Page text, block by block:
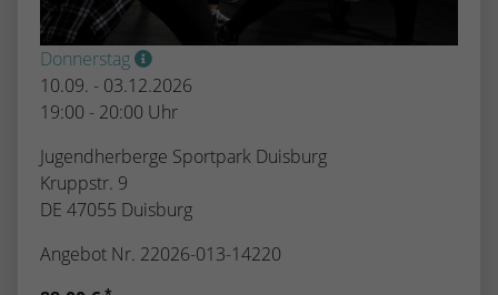
Donnerstag
10.09. - 03.12.2026
19:00 - 20:00 Uhr
Jugendherberge Sportpark Duisburg
Kruppstr. 9
DE 47055 Duisburg
Angebot Nr. 22026-013-14220